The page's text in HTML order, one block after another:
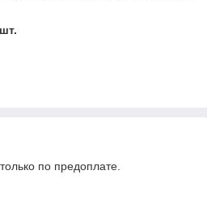
по предоплате.